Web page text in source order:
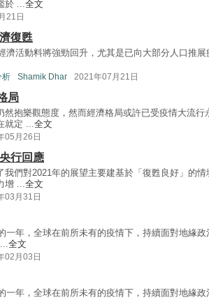
於 ...全文
21日
復甦
濟活動料將強勁回升，尤其是已向大部分人口推
析 Shamik Dhar 2021年07月21日
局
然抱樂觀態度，然而經濟格局或許已受疫情大流行
就定 ...全文
05月26日
行回應
我們對2021年的展望主要建基於「復甦良好」的情
增 ...全文
03月31日
一年，全球在前所未有的疫情下，持續面對地緣政
全文
02月03日
一年，全球在前所未有的疫情下，持續面對地緣